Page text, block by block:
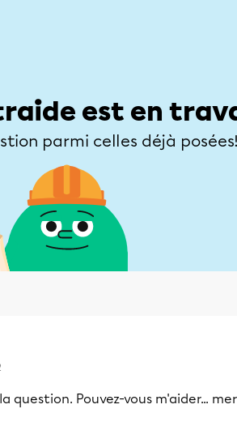
est en
parmi celles déjà
question. Pouvez-vous m'aider...